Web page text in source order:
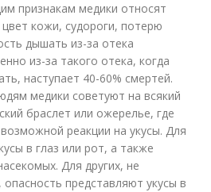
признакам медики относят
кожи, судороги, потерю
дышать из-за отека
из-за такого отека, когда
наступает 40-60% смертей.
медики советуют на всякий
браслет или ожерелье, где
реакции на укусы. Для
в глаз или рот, а также
Для других, не
представляют укусы в